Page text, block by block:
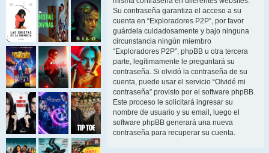
Su contraseña garantiza el acceso a su
cuenta en “Exploradores P2P”, por favor
guárdela cuidadosamente y bajo ninguna
circunstancia ningún miembro
“Exploradores P2P”, phpBB u otra tercera
parte, legítimamente le preguntará su
contraseña. Si olvidó la contraseña de su
cuenta, puede usar el servicio “Olvidé mi
contraseña” provisto por el software phpBB.
Este proceso le solicitará ingresar su
nombre de usuario y su email, luego el
software phpBB generará una nueva
contraseña para recuperar su cuenta.